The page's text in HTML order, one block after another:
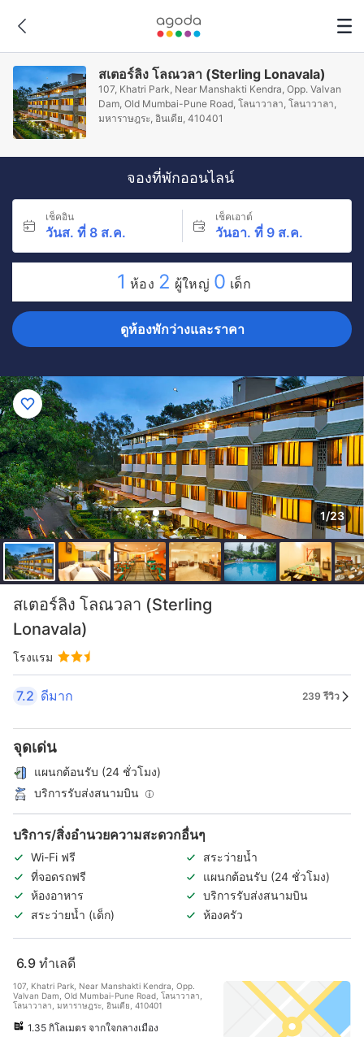
สเตอร์ลิง โลณวลา (Sterling Lonavala)
107, Khatri Park, Near Manshakti Kendra, Opp. Valvan
Dam, Old Mumbai-Pune Road, โลนาวาลา, โลนาวาลา,
มหาราษฎระ, อินเดีย, 410401
จองที่พักออนไลน์
เช็คอิน
วันส. ที่ 8 ส.ค.
เช็คเอาต์
วันอา. ที่ 9 ส.ค.
1 ห้อง 2 ผู้ใหญ่ 0 เด็ก
ดูห้องพักว่างและราคา
1/23
สเตอร์ลิง โลณวลา (Sterling
Lonavala)
โรงแรม
7.2 ดีมาก 239 รีวิว
จุดเด่น
แผนกต้อนรับ (24 ชั่วโมง)
บริการรับส่งสนามบิน
บริการ/สิ่งอำนวยความสะดวกอื่นๆ
Wi-Fi ฟรี
สระว่ายน้ำ
ที่จอดรถฟรี
แผนกต้อนรับ (24 ชั่วโมง)
ห้องอาหาร
บริการรับส่งสนามบิน
สระว่ายน้ำ (เด็ก)
ห้องครัว
6.9 ทำเลดี
107, Khatri Park, Near Manshakti Kendra, Opp.
Valvan Dam, Old Mumbai-Pune Road, โลนาวาลา,
โลนาวาลา, มหาราษฎระ, อินเดีย, 410401
1.35 กิโลเมตร จากใจกลางเมือง